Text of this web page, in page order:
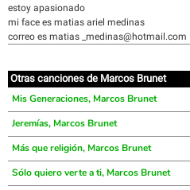
estoy apasionado
mi face es matias ariel medinas
correo es matias _medinas@hotmail.com
Otras canciones de Marcos Brunet
Mis Generaciones, Marcos Brunet
Jeremías, Marcos Brunet
Más que religión, Marcos Brunet
Sólo quiero verte a ti, Marcos Brunet